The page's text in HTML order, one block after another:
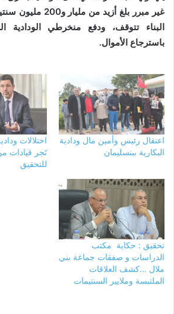
غير مبرر بلغ أزيد
البناء تتوقف، ودفع منخرطي الودادية
باسترجاع الأموال.
اعتقال رئيس وأمين مال ودادية
البكارية ببنسليمان
اختلالات
تَجر قيادات
للتحقيق
تحقيق : حكاية مكتب
الدراسات و صفقات جماعة بني
ملال …كشف العلاقات
الملتبسة وملايير السنتيمات